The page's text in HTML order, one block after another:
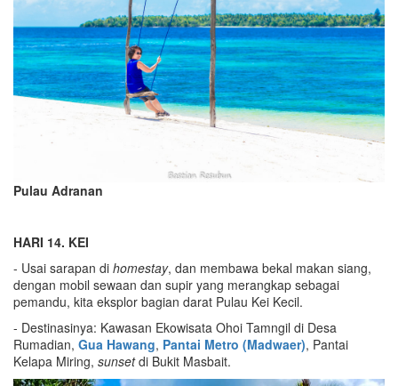
Pulau Adranan
HARI 14. KEI
- Usai sarapan di homestay, dan membawa bekal makan siang,
dengan mobil sewaan dan supir yang merangkap sebagai
pemandu, kita eksplor bagian darat Pulau Kei Kecil.
- Destinasinya: Kawasan Ekowisata Ohoi Tamngil di Desa
Rumadian, Gua Hawang, Pantai Metro (Madwaer), Pantai
Kelapa Miring, sunsetdi Bukit Masbait.